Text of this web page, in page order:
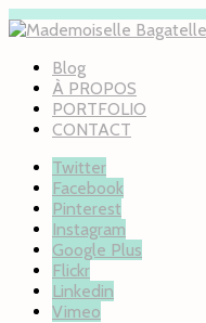
Blog
À PROPOS
PORTFOLIO
CONTACT
Twitter
Facebook
Pinterest
Instagram
Google Plus
Flickr
Linkedin
Vimeo